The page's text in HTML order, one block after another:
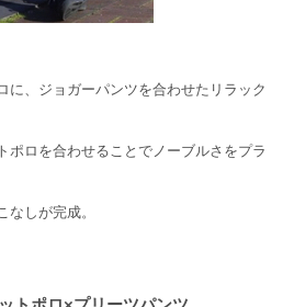
に、ジョガーパンツを合わせたリラック
ポロを合わせることでノーブルさをプラ
なしが完成。